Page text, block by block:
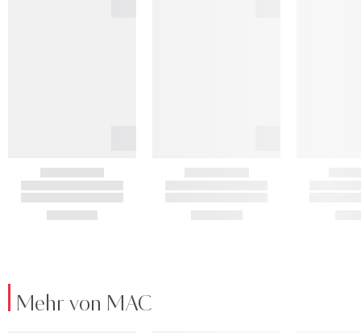
Mehr von MAC